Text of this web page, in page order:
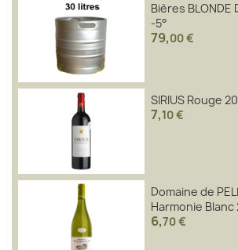
Bières BLONDE
-5°
79,00 €
SIRIUS Rouge
7,10 €
Domaine de
Harmonie Blanc
6,70 €